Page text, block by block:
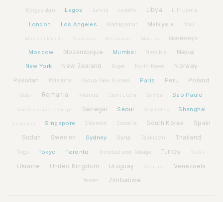
Kyrgyzstan Lagos Latvia Lesotho Libya Lithuania
London Los Angeles Madagascar Malaysia Mali
Mauritius Micronesia Monaco Montenegro
Moscow Mozambique Mumbai Namibia Nepal
New York New Zealand Niger North Korea Norway
Pakistan Palestine Papua New Guinea Paris Peru Poland
Qatar Romania Rwanda Saint Lucia Samoa São Paulo
São Tomé and Príncipe Senegal Seoul Seychelles Shanghai
Singapore Slovenia Somalia South Korea Spain
Sudan Sweden Sydney Syria Tajikistan Thailand
Togo Tokyo Toronto Trinidad and Tobago Turkey Tuvalu
Ukraine United Kingdom Uruguay Vanuatu Venezuela
Yemen Zimbabwe